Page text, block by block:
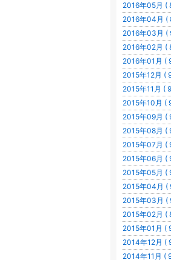
2016年05月 (
2016年04月 (
2016年03月 (
2016年02月 (
2016年01月 (
2015年12月 (
2015年11月 (
2015年10月 (
2015年09月 (
2015年08月 (
2015年07月 (
2015年06月 (
2015年05月 (
2015年04月 (
2015年03月 (
2015年02月 (
2015年01月 (
2014年12月 (
2014年11月 (